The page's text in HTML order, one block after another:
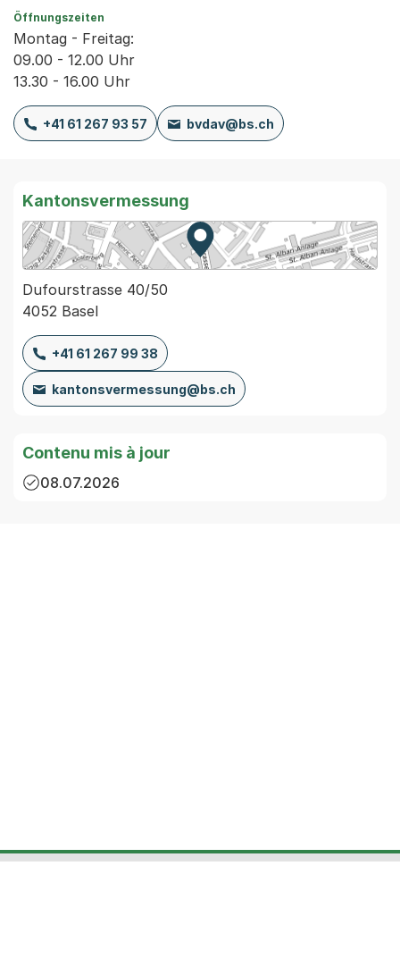
Öffnungszeiten
Montag - Freitag:
09.00 - 12.00 Uhr
13.30 - 16.00 Uhr
+41 61 267 93 57 bvdav@bs.ch
Kantonsvermessung
Zur Karte von MapBS.
Externer Link, wird in einem
Dufourstrasse 40/50
4052 Basel
+41 61 267 99 38
kantonsvermessung@bs.ch
Contenu mis à jour
08.07.2026